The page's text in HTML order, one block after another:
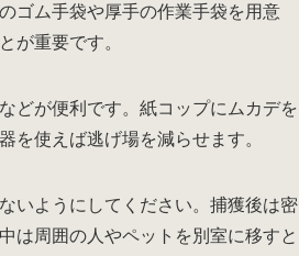
ゴム手袋や厚手の作業手袋を用意
が重要です。
どが便利です。紙コップにムカデを
を使えば逃げ場を減らせます。
いようにしてください。捕獲後は密
は周囲の人やペットを別室に移すと